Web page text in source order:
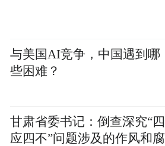
与美国AI竞争，中国遇到哪
些困难？
甘肃省委书记：倒查深究“四
应四不”问题涉及的作风和腐